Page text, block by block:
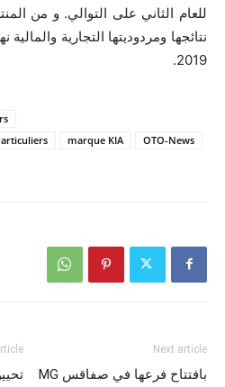
للعام الثاني على التوالي. و من
نتائجها ومردوديتها التجارية والمالية
2019.
marque KIA
OTO-News
Next article
بافتتاح فرعها في صفاقس MG